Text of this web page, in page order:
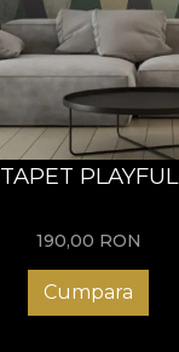
TAPET PLAYFUL
190,00 RON
Cumpara